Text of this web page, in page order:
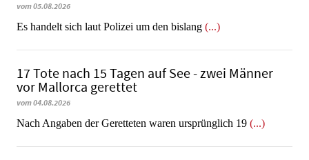
vom 05.08.2026
Es handelt sich laut Polizei um den bislang (...)
17 Tote nach 15 Tagen auf See - zwei Männer
vor Mallorca gerettet
vom 04.08.2026
Nach Angaben der Geretteten waren ursprünglich 19 (...)